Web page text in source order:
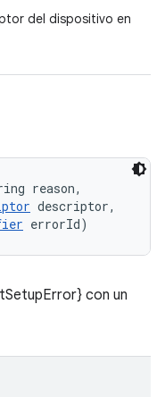
del dispositivo en
reason,
descriptor,
errorId)
con un